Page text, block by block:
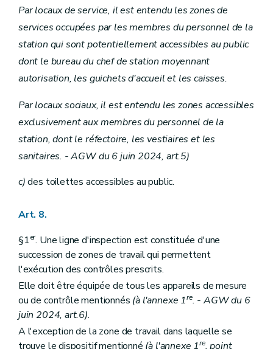
Par locaux de service, il est entendu les zones de
services occupées par les membres du personnel de la
station qui sont potentiellement accessibles au public
dont le bureau du chef de station moyennant
autorisation, les guichets d'accueil et les caisses.
Par locaux sociaux, il est entendu les zones accessibles
exclusivement aux membres du personnel de la
station, dont le réfectoire, les vestiaires et les
sanitaires. - AGW du 6 juin 2024, art.5)
c)des toilettes accessibles au public.
Art. 8.
§1er. Une ligne d'inspection est constituée d'une
succession de zones de travail qui permettent
l'exécution des contrôles prescrits.
Elle doit être équipée de tous les appareils de mesure
ou de contrôle mentionnés (à l'annexe 1re. - AGW du 6
juin 2024, art.6).
A l'exception de la zone de travail dans laquelle se
trouve le dispositif mentionné (à l'annexe 1re, point